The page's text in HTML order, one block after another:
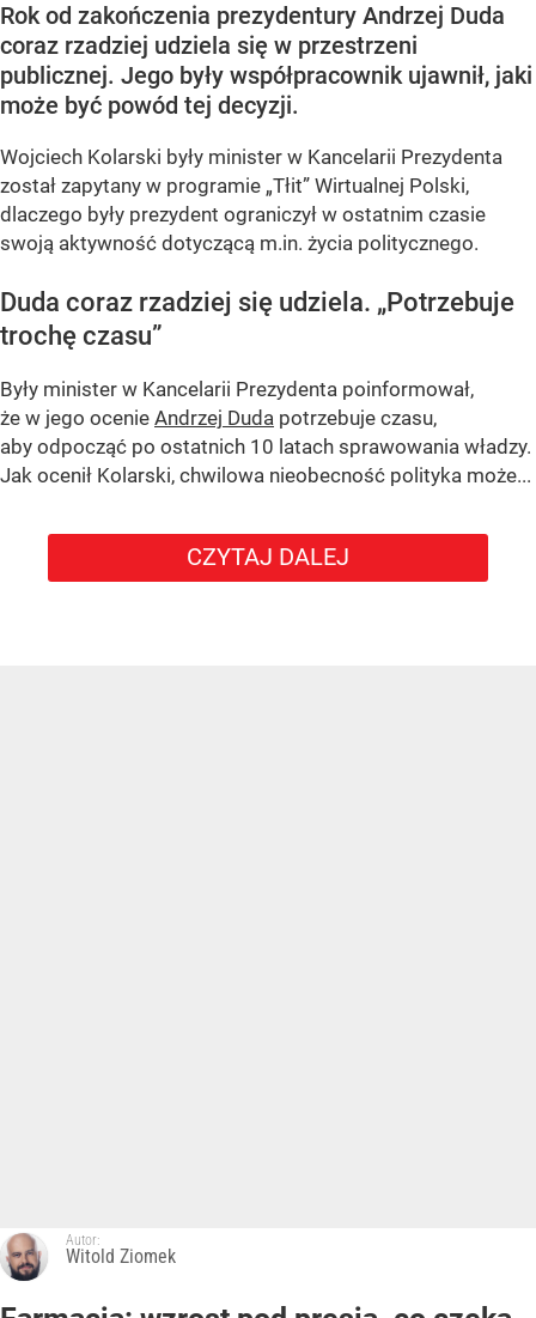
Rok od zakończenia prezydentury Andrzej Duda
coraz rzadziej udziela się w przestrzeni
publicznej. Jego były współpracownik ujawnił, jaki
może być powód tej decyzji.
Wojciech Kolarski były minister w Kancelarii Prezydenta
został zapytany w programie „Tłit” Wirtualnej Polski,
dlaczego były prezydent ograniczył w ostatnim czasie
swoją aktywność dotyczącą m.in. życia politycznego.
Duda coraz rzadziej się udziela. „Potrzebuje
trochę czasu”
Były minister w Kancelarii Prezydenta poinformował,
że w jego ocenie Andrzej Duda potrzebuje czasu,
aby odpocząć po ostatnich 10 latach sprawowania władzy.
Jak ocenił Kolarski, chwilowa nieobecność polityka może...
CZYTAJ DALEJ
Autor:
Witold Ziomek